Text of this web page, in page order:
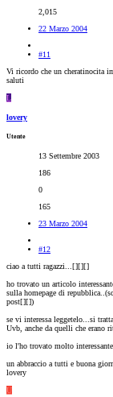
2,015
22 Marzo 2004
#11
Vi ricordo che un cheratinocita
saluti
L
lovery
Utente
13 Settembre 2003
186
0
165
23 Marzo 2004
#12
ciao a tutti ragazzi...[][][]
ho trovato un articolo
sulla homepage di
post[][])
se vi interessa leggetelo...si
Uvb, anche da quelli che erano
io l'ho trovato molto
un abbraccio a tutti e buona
lovery
U